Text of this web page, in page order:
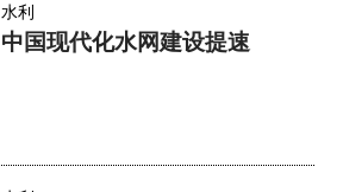
水利
中国现代化水网建设提速